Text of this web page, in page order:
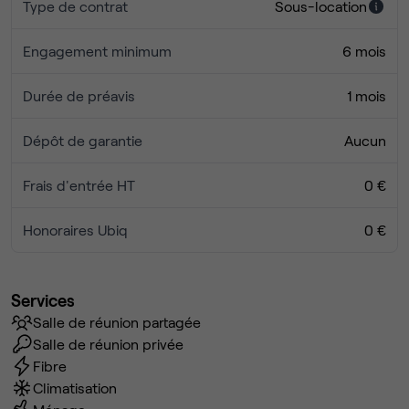
Salle de réunion équipée
Cuisine partagée
Espace salon pour des prez plus “chill”
On bosse sérieusement.
Mais on échange beaucoup.
(gros sujet).
VOUS CHERCHEZ UN BUREAU ?
Il y en a partout.
VOUS CHERCHEZ UN ENVIRONNEMENT BIENVEILLANT ?
Type de contrat Sous-location
Engagement minimum 6 mois
Durée de préavis 1 mois
Dépôt de garantie Aucun
Frais d'entrée HT 0 €
Honoraires Ubiq 0 €
Services
Salle de réunion partagée
Salle de réunion privée
Fibre
Climatisation